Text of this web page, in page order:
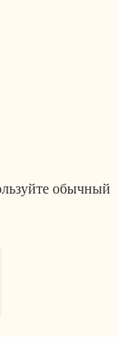
обычный